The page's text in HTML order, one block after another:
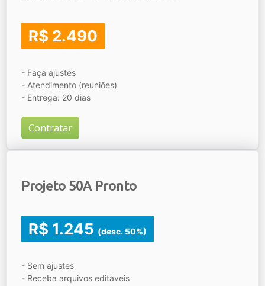
R$ 2.490
- Faça ajustes
- Atendimento (reuniões)
- Entrega: 20 dias
Contratar
Projeto 50A Pronto
R$ 1.245 (desc. 50%)
- Sem ajustes
- Receba arquivos editáveis